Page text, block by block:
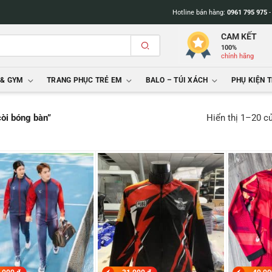
Hotline bán hàng: 0961 795 975-
CAM KẾT
100%
chính hãng
GYM TRANG PHỤC TRẺ EM BALO – TÚI XÁCH PHỤ KIỆN
bóng bàn” Hiển thị 1–20